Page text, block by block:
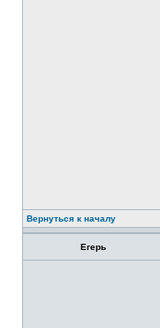
Вернуться к началу
Егерь